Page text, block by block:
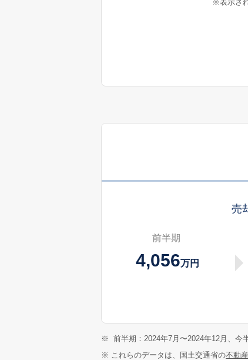
※表示さ
売
前半期
4,056万円
※
前半期：2024年7月〜2024年12月、今
※ これらのデータは、国土交通省の不動